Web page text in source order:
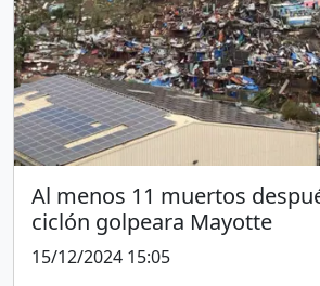
Al menos 11 muertos
ciclón golpeara Mayotte
15/12/2024 15:05